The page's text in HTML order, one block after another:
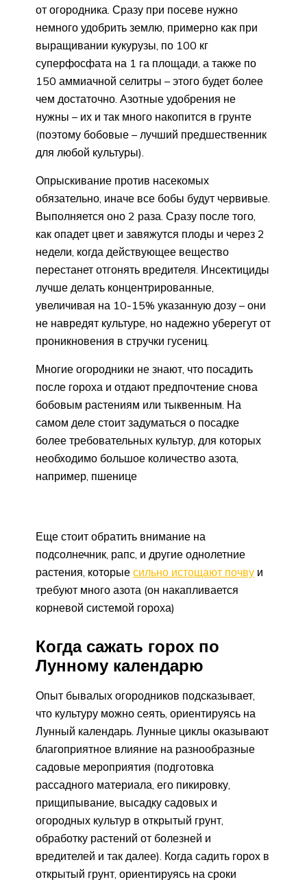
от огородника. Сразу при посеве нужно
немного удобрить землю, примерно как при
выращивании кукурузы, по 100 кг
суперфосфата на 1 га площади, а также по
150 аммиачной селитры – этого будет более
чем достаточно. Азотные удобрения не
нужны – их и так много накопится в грунте
(поэтому бобовые – лучший предшественник
для любой культуры).
Опрыскивание против насекомых
обязательно, иначе все бобы будут червивые.
Выполняется оно 2 раза. Сразу после того,
как опадет цвет и завяжутся плоды и через 2
недели, когда действующее вещество
перестанет отгонять вредителя. Инсектициды
лучше делать концентрированные,
увеличивая на 10-15% указанную дозу – они
не навредят культуре, но надежно уберегут от
проникновения в стручки гусениц.
Многие огородники не знают, что посадить
после гороха и отдают предпочтение снова
бобовым растениям или тыквенным. На
самом деле стоит задуматься о посадке
более требовательных культур, для которых
необходимо большое количество азота,
например, пшенице
Еще стоит обратить внимание на
подсолнечник, рапс, и другие однолетние
растения, которые сильно истощают почву и
требуют много азота (он накапливается
корневой системой гороха)
Когда сажать горох по
Лунному календарю
Опыт бывалых огородников подсказывает,
что культуру можно сеять, ориентируясь на
Лунный календарь. Лунные циклы оказывают
благоприятное влияние на разнообразные
садовые мероприятия (подготовка
рассадного материала, его пикировку,
прищипывание, высадку садовых и
огородных культур в открытый грунт,
обработку растений от болезней и
вредителей и так далее). Когда садить горох в
открытый грунт, ориентируясь на сроки